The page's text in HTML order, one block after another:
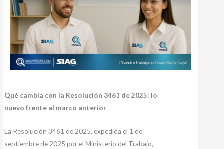
Qué cambia con la Resolución 3461 de 2025: lo
nuevo frente al marco anterior
La Resolución 3461 de 2025, expedida el 1 de
septiembre de 2025 por el Ministerio del Trabajo,